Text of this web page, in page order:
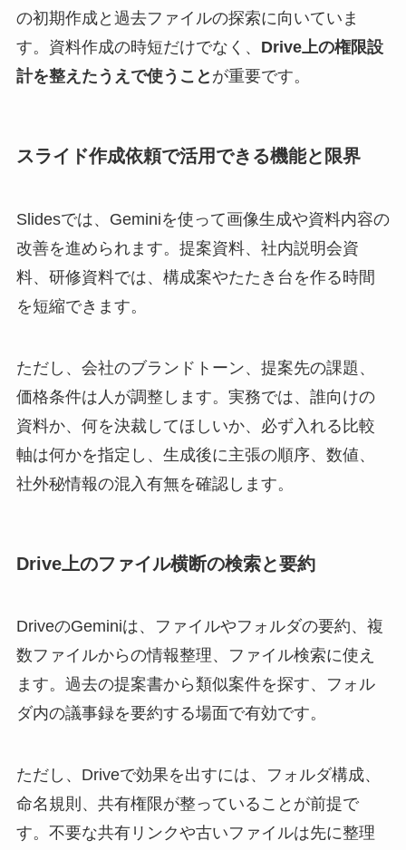
の初期作成と過去ファイルの探索に向いていま
す。資料作成の時短だけでなく、 Drive上の権限設
計を整えたうえで使うこと が重要です。
スライド作成依頼で活用できる機能と限界
Slidesでは、Geminiを使って画像生成や資料内容の
改善を進められます。提案資料、社内説明会資
料、研修資料では、構成案やたたき台を作る時間
を短縮できます。
ただし、会社のブランドトーン、提案先の課題、
価格条件は人が調整します。実務では、誰向けの
資料か、何を決裁してほしいか、必ず入れる比較
軸は何かを指定し、生成後に主張の順序、数値、
社外秘情報の混入有無を確認します。
Drive上のファイル横断の検索と要約
DriveのGeminiは、ファイルやフォルダの要約、複
数ファイルからの情報整理、ファイル検索に使え
ます。過去の提案書から類似案件を探す、フォル
ダ内の議事録を要約する場面で有効です。
ただし、Driveで効果を出すには、フォルダ構成、
命名規則、共有権限が整っていることが前提で
す。不要な共有リンクや古いファイルは先に整理